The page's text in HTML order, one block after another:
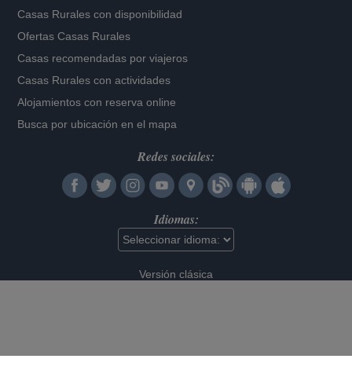
Casas Rurales con disponibilidad
Ofertas Casas Rurales
Casas recomendadas por viajeros
Casas Rurales con actividades
Alojamientos con reserva online
Busca por ubicación en el mapa
Redes sociales:
Idiomas:
Versión clásica